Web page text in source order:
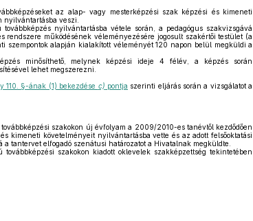
az alap- vagy mesterképzési szak képzési és kimeneti
nyilvántartásba veszi.
nyilvántartásba vétele során, a pedagógus szakvizsgává
rendszere működésének véleményezésére jogosult szakértői testület (a
szempontok alapján kialakított véleményét 120 napon belül megküldi a
minősíthető, melynek képzési ideje 4 félév, a képzés során
lehet megszerezni.
110. §-ának (1) bekezdése c) pontja szerinti eljárás során a vizsgálatot a
szakokon új évfolyam a 2009/2010-es tanévtől kezdődően
kimeneti követelményeit nyilvántartásba vette és az adott felsőoktatási
tantervet elfogadó szenátusi határozatot a Hivatalnak megküldte.
szakokon kiadott oklevelek szakképzettség tekintetében